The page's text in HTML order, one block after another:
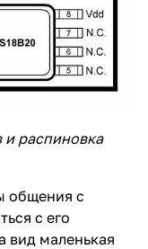
распиновка
общения с
с его
вид маленькая